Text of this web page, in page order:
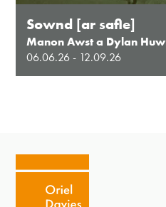
Sownd [ar safle]
Manon Awst a Dylan Huw
06.06.26 - 12.09.26